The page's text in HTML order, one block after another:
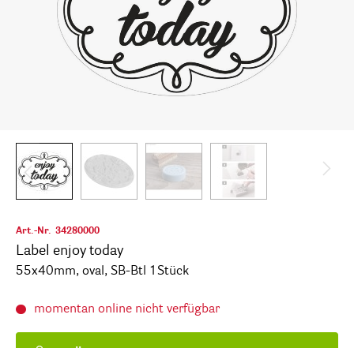
Art.-Nr. 34280000
Label enjoy today
55x40mm, oval, SB-Btl 1Stück
momentan online nicht verfügbar